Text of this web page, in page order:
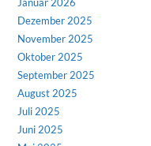
Dezember 2025
November 2025
Oktober 2025
September 2025
August 2025
Juli 2025
Juni 2025